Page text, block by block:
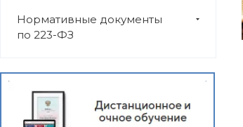
Нормативные документы
по 223-ФЗ